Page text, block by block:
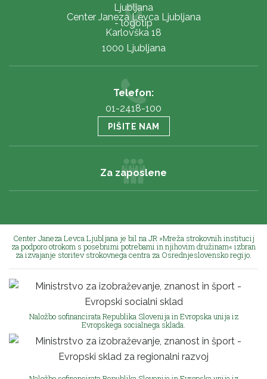
Center Janeza Levca Ljubljana
Karlovška 18
1000 Ljubljana
Telefon:
01-2418-100
PIŠITE NAM
Za zaposlene
Center Janeza Levca Ljubljana je bil na JR »Mreža strokovnih institucij
za podporo otrokom s posebnimi potrebami in njihovim družinam« izbran
za izvajanje storitev strokovnega centra za Osrednjeslovensko regijo.
Naložbo sofinancirata Republika Slovenija in Evropska unija iz
Evropskega socialnega sklada.